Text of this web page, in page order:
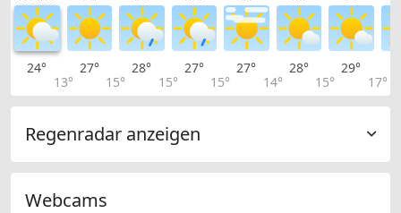
24°
13°
27°
15°
28°
15°
27°
15°
27°
14°
28°
15°
29°
17°
Regenradar anzeigen
Webcams